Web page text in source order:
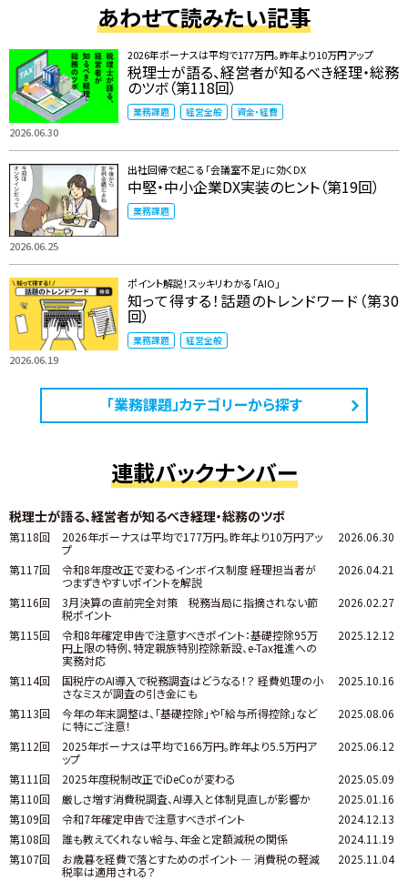
あわせて読みたい記事
2026.06.30
2026年ボーナスは平均で177万円。昨年より10万円アップ
税理士が語る、経営者が知るべき経理・総務
のツボ（第118回）
業務課題 経営全般 資金・経費
2026.06.25
出社回帰で起こる「会議室不足」に効くDX
中堅・中小企業DX実装のヒント（第19回）
業務課題
2026.06.19
ポイント解説！スッキリわかる「AIO」
知って得する！話題のトレンドワード（第30
回）
業務課題 経営全般
「業務課題」カテゴリーから探す
連載バックナンバー
税理士が語る、経営者が知るべき経理・総務のツボ
第118回
2026年ボーナスは平均で177万円。昨年より10万円アッ
プ
2026.06.30
第117回
令和8年度改正で変わるインボイス制度 ――経理担当者が
つまずきやすいポイントを解説
2026.04.21
第116回
3月決算の直前完全対策 税務当局に指摘されない節
税ポイント
2026.02.27
第115回
令和8年確定申告で注意すべきポイント：基礎控除95万
円上限の特例、特定親族特別控除新設、e-Tax推進への
実務対応
2025.12.12
第114回
国税庁のAI導入で税務調査はどうなる！？ 経費処理の小
さなミスが調査の引き金にも
2025.10.16
第113回
今年の年末調整は、「基礎控除」や「給与所得控除」など
に特にご注意！
2025.08.06
第112回
2025年ボーナスは平均で166万円。昨年より5.5万円ア
ップ
2025.06.12
第111回 2025年度税制改正でiDeCoが変わる
2025.05.09
第110回
厳しさ増す消費税調査、AI導入と体制見直しが影響か
2025.01.16
第109回
令和7年確定申告で注意すべきポイント
2024.12.13
第108回
誰も教えてくれない給与、年金と定額減税の関係
2024.11.19
第107回
お歳暮を経費で落とすためのポイント ― 消費税の軽減
税率は適用される？
2025.11.04